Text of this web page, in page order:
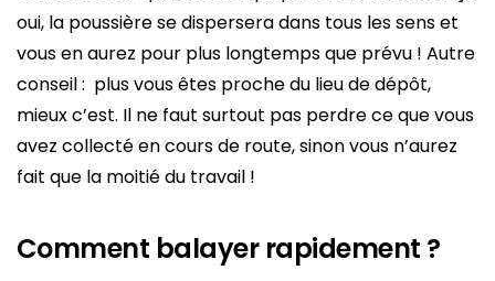
oui, la poussière se dispersera dans tous les sens et
vous en aurez pour plus longtemps que prévu ! Autre
conseil : plus vous êtes proche du lieu de dépôt,
mieux c’est. Il ne faut surtout pas perdre ce que vous
avez collecté en cours de route, sinon vous n’aurez
fait que la moitié du travail !
Comment balayer rapidement ?